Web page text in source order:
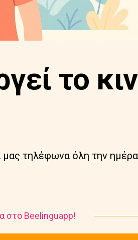
το
τηλέφωνα όλη την
στο Beelinguapp!